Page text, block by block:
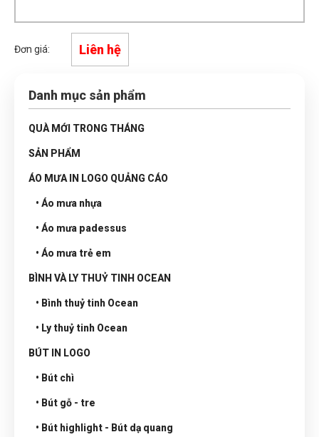
Đơn giá: Liên hệ
Danh mục sản phẩm
QUÀ MỚI TRONG THÁNG
SẢN PHẨM
ÁO MƯA IN LOGO QUẢNG CÁO
• Áo mưa nhựa
• Áo mưa padessus
• Áo mưa trẻ em
BÌNH VÀ LY THUỶ TINH OCEAN
• Bình thuỷ tinh Ocean
• Ly thuỷ tinh Ocean
BÚT IN LOGO
• Bút chì
• Bút gỗ - tre
• Bút highlight - Bút dạ quang